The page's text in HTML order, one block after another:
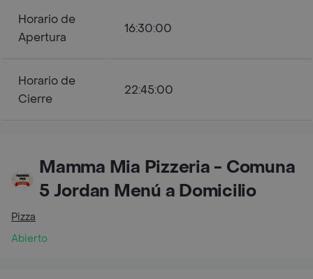
Horario de
Apertura
16:30:00
Horario de
Cierre
22:45:00
Mamma Mia Pizzeria - Comuna
5 Jordan Menú a Domicilio
Pizza
Abierto